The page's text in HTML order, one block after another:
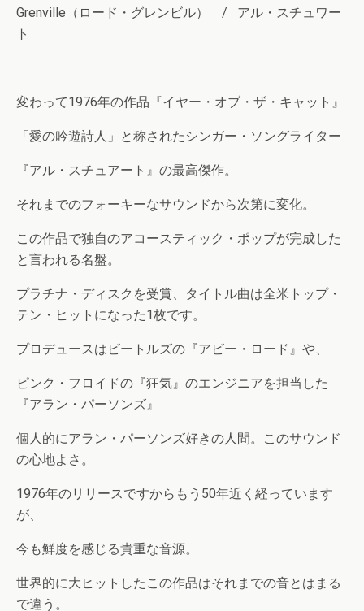
Grenville（ロード・グレンビル） / アル・スチュワー
ト
変わって1976年の作品『イヤー・オブ・ザ・キャット』
「愛の吟遊詩人」と称されたシンガー・ソングライター
『アル・スチュアート』の最高傑作。
それまでのフォーキーなサウンドから次第に変化。
この作品で独自のアコースティック・ポップが完成した
と言われる名盤。
プラチナ・ディスクを受賞、タイトル曲は全米トップ・
テン・ヒットになった1枚です。
プロデュースはビートルズの『アビー・ロード』や、
ピンク・フロイドの『狂気』のエンジニアを担当した
『アラン・パーソンズ』
個人的にアラン・パーソンズ好きの人間。このサウンド
の心地よさ。
1976年のリリースですからもう50年近く経っています
が、
今も鮮度を感じる貴重な音源。
世界的に大ヒットしたこの作品はそれまでの音とはまる
で違う。